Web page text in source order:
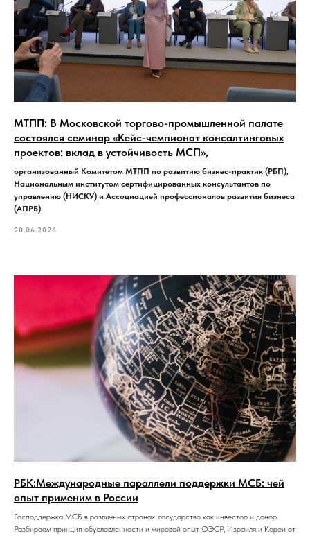
МТПП: В Московской торгово-промышленной палате
состоялся семинар «Кейс-чемпионат консалтинговых
проектов: вклад в устойчивость МСП»,
организованный Комитетом МТПП по развитию бизнес-практик (РБП),
Национальным институтом сертифицированных консультантов по
управлению (НИСКУ) и Ассоциацией профессионалов развития бизнеса
(АПРБ).
20.06.2026
РБК:Международные параллели поддержки МСБ: чей
опыт применим в России
Господдержка МСБ в различных странах: государство как инвестор и донор.
Разбираем принцип обусловленности и мировой опыт ОЭСР, Израиля и Кореи от